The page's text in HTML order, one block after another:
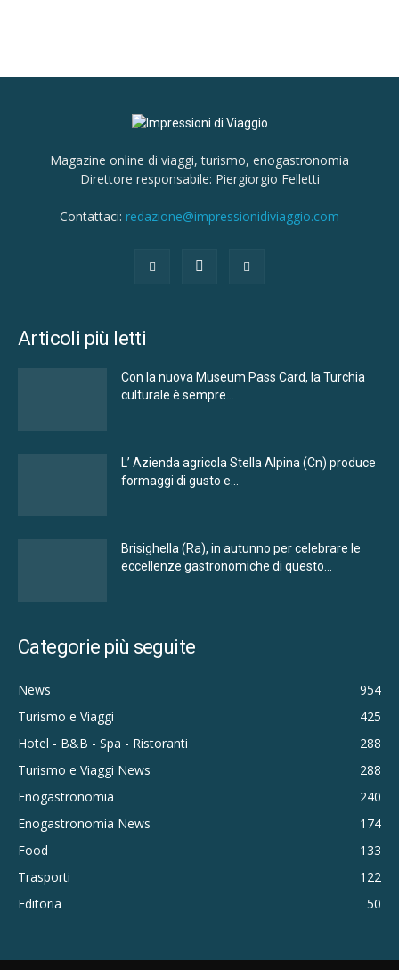
Magazine online di viaggi, turismo, enogastronomia
Direttore responsabile: Piergiorgio Felletti
Contattaci: redazione@impressionidiviaggio.com
Articoli più letti
Con la nuova Museum Pass Card, la Turchia
culturale è sempre...
L’ Azienda agricola Stella Alpina (Cn) produce
formaggi di gusto e...
Brisighella (Ra), in autunno per celebrare le
eccellenze gastronomiche di questo...
Categorie più seguite
News
954
Turismo e Viaggi
425
Hotel - B&B - Spa - Ristoranti
288
Turismo e Viaggi News
288
Enogastronomia
240
Enogastronomia News
174
Food
133
Trasporti
122
Editoria
50